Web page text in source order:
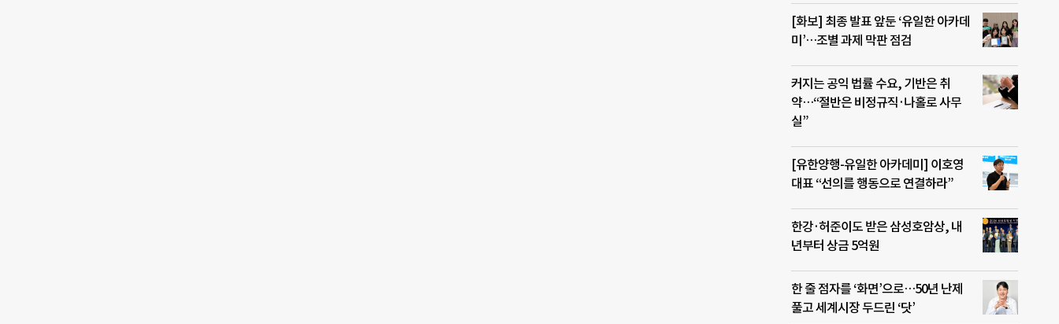
[화보] 최종 발표 앞둔 ‘유일한 아카데
미’…조별 과제 막판 점검
커지는 공익 법률 수요, 기반은 취
약…“절반은 비정규직·나홀로 사무
실”
[유한양행-유일한 아카데미] 이호영
대표 “선의를 행동으로 연결하라”
한강·허준이도 받은 삼성호암상, 내
년부터 상금 5억원
한 줄 점자를 ‘화면’으로…50년 난제
풀고 세계시장 두드린 ‘닷’